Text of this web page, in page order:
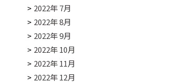
2022年 7月
2022年 8月
2022年 9月
2022年 10月
2022年 11月
2022年 12月